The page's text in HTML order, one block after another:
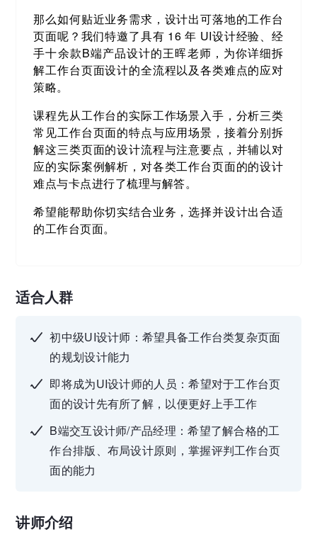
那么如何贴近业务需求，设计出可落地的工作台
页面呢？我们特邀了具有 16 年 UI设计经验、经
手十余款B端产品设计的王晖老师，为你详细拆
解工作台页面设计的全流程以及各类难点的应对
策略。
课程先从工作台的实际工作场景入手，分析三类
常见工作台页面的特点与应用场景，接着分别拆
解这三类页面的设计流程与注意要点，并辅以对
应的实际案例解析，对各类工作台页面的的设计
难点与卡点进行了梳理与解答。
希望能帮助你切实结合业务，选择并设计出合适
的工作台页面。
适合人群
初中级UI设计师：希望具备工作台类复杂页面
的规划设计能力
即将成为UI设计师的人员：希望对于工作台页
面的设计先有所了解，以便更好上手工作
B端交互设计师/产品经理：希望了解合格的工
作台排版、布局设计原则，掌握评判工作台页
面的能力
讲师介绍